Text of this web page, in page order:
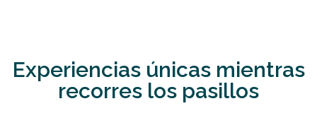
Experiencias únicas mientras
recorres los pasillos